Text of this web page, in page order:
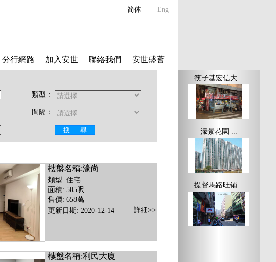
筷子基宏信大...
濠景花園 ...
提督馬路旺铺...
简体 Eng
分行網路 加入安世 聯絡我們 安世盛薈
類型：
間隔：
樓盤名稱:濠尚
類型: 住宅
面積: 505呎
售價: 658萬
更新日期: 2020-12-14
詳細>>
樓盤名稱:利民大廈